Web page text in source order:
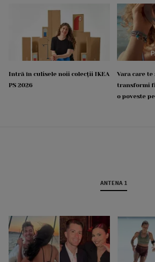
Intră în culisele noii colecții IKEA
PS 2026
Vara care te
transformi
o poveste
ANTENA 1